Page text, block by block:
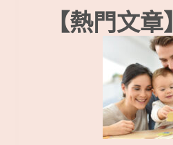
【熱門文章】